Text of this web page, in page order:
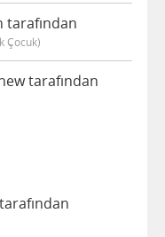
tarafından
Çocuk)
tarafından